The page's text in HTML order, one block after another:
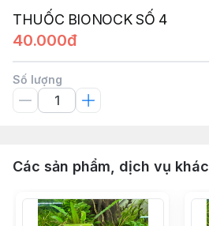
THUỐC BIONOCK SỐ 4
40.000đ
Số lượng
Các sản phẩm, dịch vụ khác